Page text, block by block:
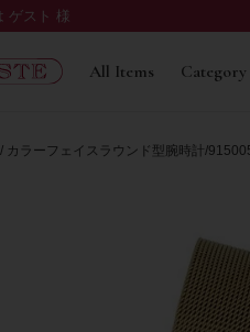
ゲスト 様
All Items Category
カラーフェイスラウンド型腕時計/